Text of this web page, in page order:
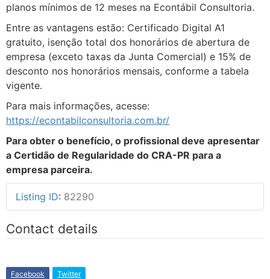
planos mínimos de 12 meses na Econtábil Consultoria.
Entre as vantagens estão: Certificado Digital A1
gratuito, isenção total dos honorários de abertura de
empresa (exceto taxas da Junta Comercial) e 15% de
desconto nos honorários mensais, conforme a tabela
vigente.
Para mais informações, acesse:
https://econtabilconsultoria.com.br/
Para obter o benefício, o profissional deve apresentar
a Certidão de Regularidade do CRA-PR para a
empresa parceira.
Listing ID: 82290
Contact details
Facebook Twitter